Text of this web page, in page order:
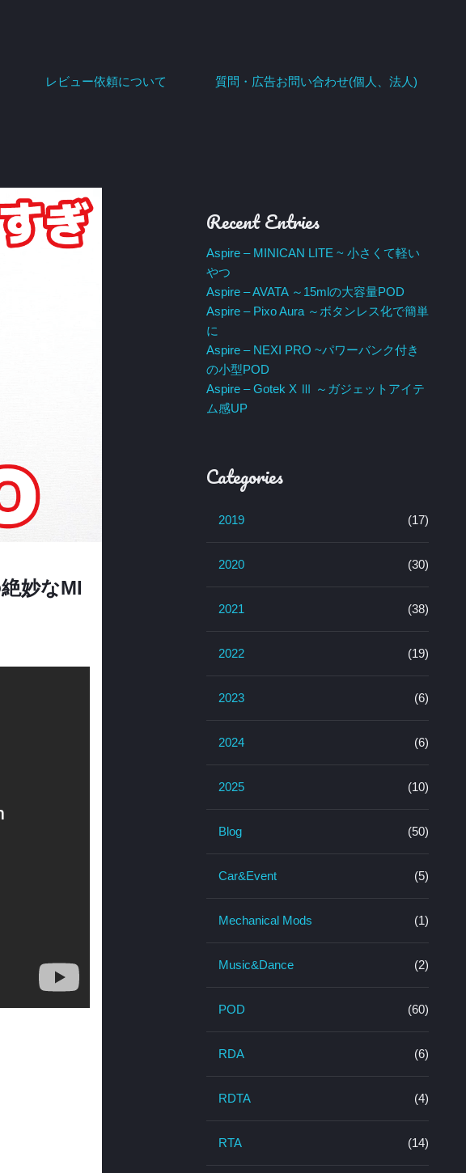
レビュー依頼について 質問・広告お問い合わせ(個人、法人)
妙なMI
Recent Entries
Aspire – MINICAN LITE ~ 小さくて軽い
やつ
Aspire – AVATA ～15mlの大容量POD
Aspire – Pixo Aura ～ボタンレス化で簡単
に
Aspire – NEXI PRO ~パワーバンク付き
の小型POD
Aspire – Gotek X Ⅲ ～ガジェットアイテ
ム感UP
Categories
2019 (17)
2020 (30)
2021 (38)
2022 (19)
2023 (6)
2024 (6)
2025 (10)
Blog (50)
Car&Event (5)
Mechanical Mods (1)
Music&Dance (2)
POD (60)
RDA (6)
RDTA (4)
RTA (14)